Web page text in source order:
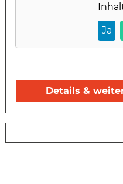
Ja
Details &